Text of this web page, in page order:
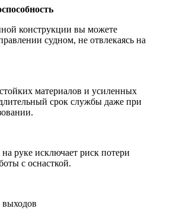
конструкции вы можете
судном, не отвлекаясь на
материалов и усиленных
срок службы даже при
руке исключает риск потери
с оснасткой.
выходов